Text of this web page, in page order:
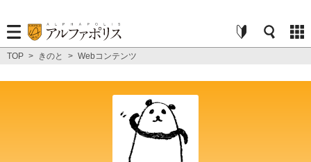
TOP > きのと > Webコンテンツ